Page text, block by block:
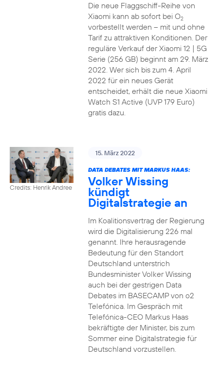
Die neue Flaggschiff-Reihe von
Xiaomi kann ab sofort bei O2
vorbestellt werden – mit und ohne
Tarif zu attraktiven Konditionen. Der
reguläre Verkauf der Xiaomi 12 | 5G
Serie (256 GB) beginnt am 29. März
2022. Wer sich bis zum 4. April
2022 für ein neues Gerät
entscheidet, erhält die neue Xiaomi
Watch S1 Active (UVP 179 Euro)
gratis dazu.
Credits: Henrik Andree
15. März 2022
DATA DEBATES MIT MARKUS HAAS:
Volker Wissing
kündigt
Digitalstrategie an
Im Koalitionsvertrag der Regierung
wird die Digitalisierung 226 mal
genannt. Ihre herausragende
Bedeutung für den Standort
Deutschland unterstrich
Bundesminister Volker Wissing
auch bei der gestrigen Data
Debates im BASECAMP von o2
Telefónica. Im Gespräch mit
Telefónica-CEO Markus Haas
bekräftigte der Minister, bis zum
Sommer eine Digitalstrategie für
Deutschland vorzustellen.